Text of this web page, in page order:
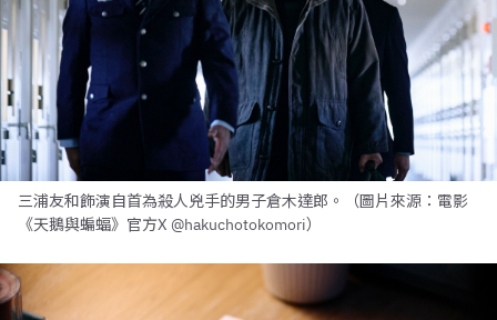
三浦友和飾演自首為殺人兇手的男子倉木達郎。（圖片來源：電影
《天鵝與蝙蝠》官方X @hakuchotokomori）